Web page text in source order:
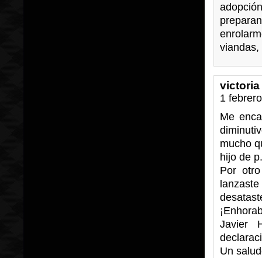
viandas,
victoria
1
Me
mucho
hijo de
Por
Javier
Un